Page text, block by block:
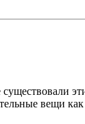
вещи